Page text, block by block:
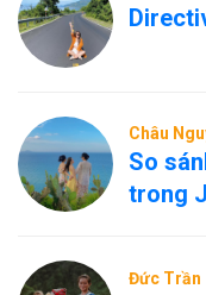
Châu
So
trong
Đức Trần